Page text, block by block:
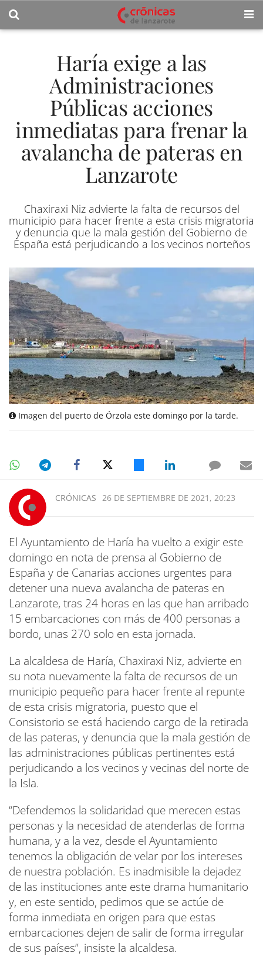
Haría exige a las
Administraciones
Públicas acciones
inmediatas para frenar la
avalancha de pateras en
Lanzarote
Chaxiraxi Niz advierte la falta de recursos del
municipio para hacer frente a esta crisis migratoria
y denuncia que la mala gestión del Gobierno de
España está perjudicando a los vecinos norteños
Imagen del puerto de Órzola este domingo por la tarde.
CRÓNICAS 26 DE SEPTIEMBRE DE 2021, 20:23
El Ayuntamiento de Haría ha vuelto a exigir este
domingo en nota de prensa al Gobierno de
España y de Canarias acciones urgentes para
detener una nueva avalancha de pateras en
Lanzarote, tras 24 horas en las que han arribado
15 embarcaciones con más de 400 personas a
bordo, unas 270 solo en esta jornada.
La alcaldesa de Haría, Chaxiraxi Niz, advierte en
su nota nuevamente la falta de recursos de un
municipio pequeño para hacer frente al repunte
de esta crisis migratoria, puesto que el
Consistorio se está haciendo cargo de la retirada
de las pateras, y denuncia que la mala gestión de
las administraciones públicas pertinentes está
perjudicando a los vecinos y vecinas del norte de
la Isla.
“Defendemos la solidaridad que merecen estas
personas y la necesidad de atenderlas de forma
humana, y a la vez, desde el Ayuntamiento
tenemos la obligación de velar por los intereses
de nuestra población. Es inadmisible la dejadez
de las instituciones ante este drama humanitario
y, en este sentido, pedimos que se actúe de
forma inmediata en origen para que estas
embarcaciones dejen de salir de forma irregular
de sus países”, insiste la alcaldesa.